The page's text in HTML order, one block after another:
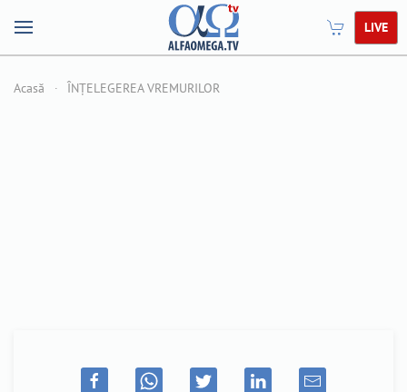
LIVE
Acasă ÎNȚELEGEREA VREMURILOR